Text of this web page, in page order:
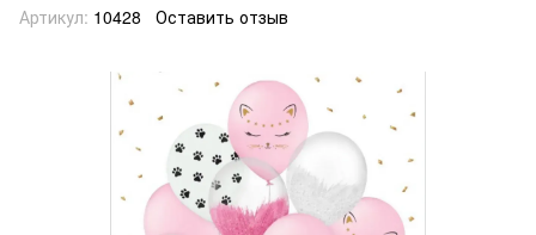
Артикул: 10428 Оставить отзыв